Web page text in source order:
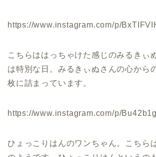
https://www.instagram.com/p/
こちらははっちゃけた感じのみるきぃ
は特別な日。みるきぃぬさんの心から
枚に詰まっています。
https://www.instagram.com/p/
ひょっこりはんのワンちゃん。こちら